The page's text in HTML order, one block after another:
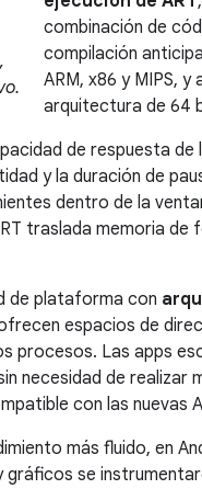
combinación de
compilación
ARM, x86 y MIPS,
arquitectura de 64
de respuesta
y la duración de
dentro de la
traslada memoria de
de plataforma con
espacios de
procesos. Las apps
necesidad de realizar
con las nuevas
más fluido, en
gráficos se